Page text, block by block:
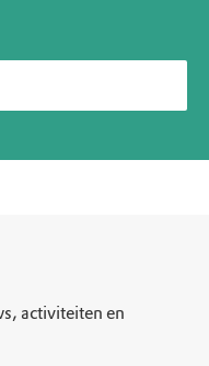
activiteiten en